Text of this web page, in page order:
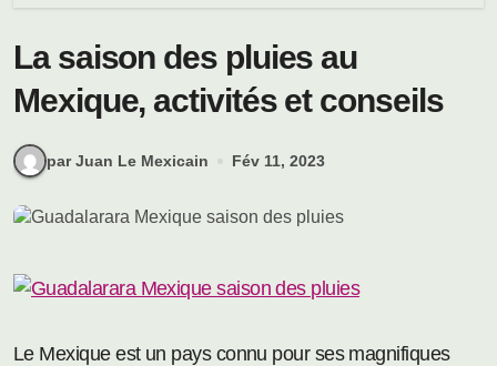
La saison des pluies au
Mexique, activités et conseils
par Juan Le Mexicain Fév 11, 2023
Le Mexique est un pays connu pour ses magnifiques